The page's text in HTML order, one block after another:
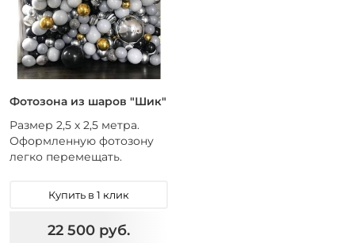
Фотозона из шаров "Шик"
Размер 2,5 х 2,5 метра.
Оформленную фотозону
легко перемещать.
Купить в 1 клик
22 500 руб.